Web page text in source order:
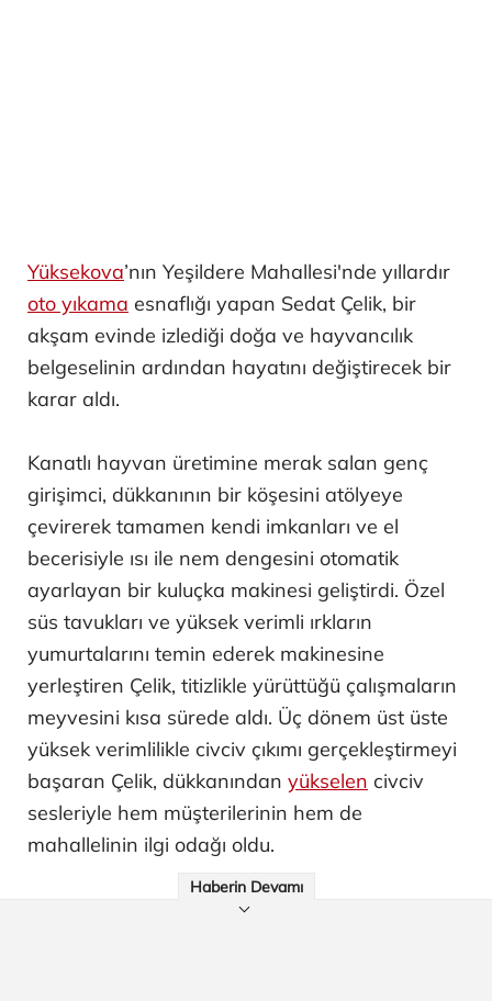
Yüksekova’nın Yeşildere Mahallesi'nde yıllardır
oto yıkama esnaflığı yapan Sedat Çelik, bir
akşam evinde izlediği doğa ve hayvancılık
belgeselinin ardından hayatını değiştirecek bir
karar aldı.
Kanatlı hayvan üretimine merak salan genç
girişimci, dükkanının bir köşesini atölyeye
çevirerek tamamen kendi imkanları ve el
becerisiyle ısı ile nem dengesini otomatik
ayarlayan bir kuluçka makinesi geliştirdi. Özel
süs tavukları ve yüksek verimli ırkların
yumurtalarını temin ederek makinesine
yerleştiren Çelik, titizlikle yürüttüğü çalışmaların
meyvesini kısa sürede aldı. Üç dönem üst üste
yüksek verimlilikle civciv çıkımı gerçekleştirmeyi
başaran Çelik, dükkanından yükselen civciv
sesleriyle hem müşterilerinin hem de
mahallelinin ilgi odağı oldu.
Haberin Devamı